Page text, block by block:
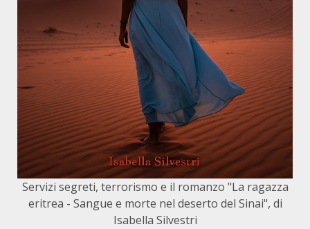
Servizi segreti, terrorismo e il romanzo "La ragazza
eritrea - Sangue e morte nel deserto del Sinai", di
Isabella Silvestri